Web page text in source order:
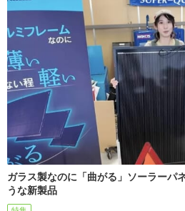
ガラス製なのに「曲がる」ソーラーパ
うな新製品